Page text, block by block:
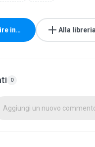
in… Alla libreria
0
Aggiungi un nuovo